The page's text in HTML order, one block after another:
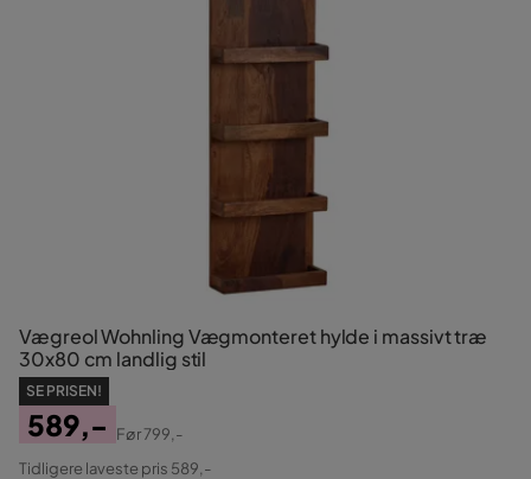
Vægreol Wohnling Vægmonteret hylde i massivt træ
30x80 cm landlig stil
SE PRISEN!
Pris
589,-
Original
Før799,-
Tidligere laveste pris 589,-